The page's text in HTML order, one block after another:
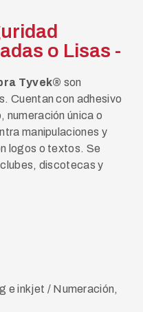
o Lisas -
Tyvek® son
Cuentan con adhesivo
numeración única o
manipulaciones y
logos o textos. Se
discotecas y
e inkjet / Numeración,